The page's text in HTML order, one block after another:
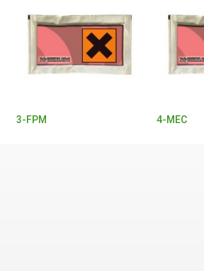
3-FPM 4-MEC